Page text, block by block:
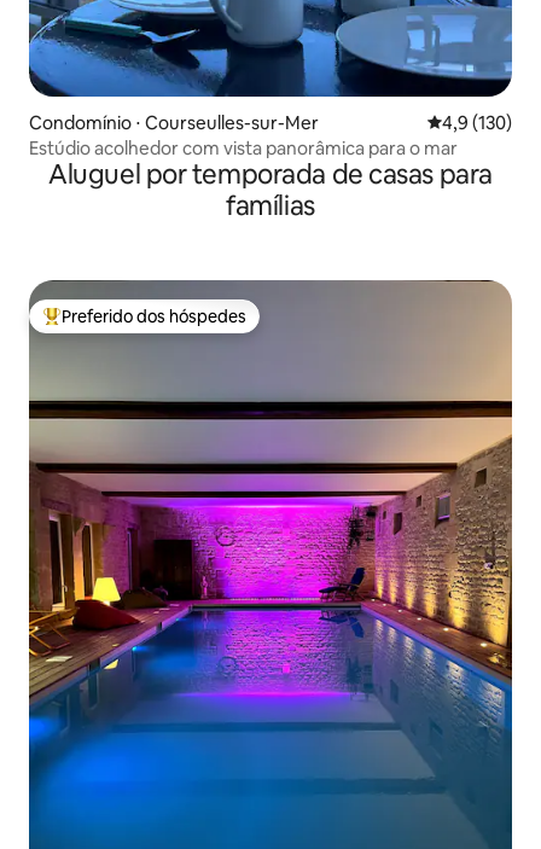
Condomínio ⋅ Courseulles-sur-Mer 4,9 de uma
4,9 (130)
Estúdio acolhedor com vista panorâmica para o mar
Aluguel por temporada de casas para
famílias
Entre os melhores preferidos dos hóspedes
Preferido dos hóspedes